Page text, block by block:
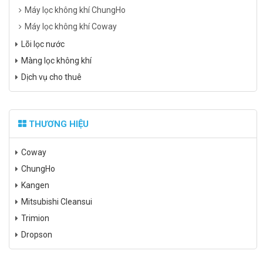
Máy lọc không khí ChungHo
Máy lọc không khí Coway
Lõi lọc nước
Màng lọc không khí
Dịch vụ cho thuê
THƯƠNG HIỆU
Coway
ChungHo
Kangen
Mitsubishi Cleansui
Trimion
Dropson